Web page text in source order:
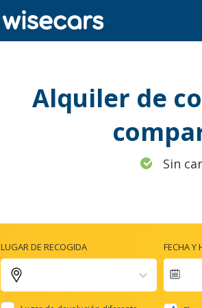
Alquiler de
Sin
LUGAR DE RECOGIDA FECHA Y